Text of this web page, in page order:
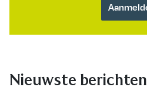
Nieuwste berichten